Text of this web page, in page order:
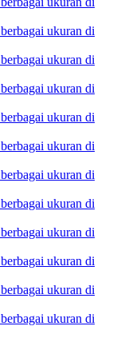
ukuran di
ukuran di
ukuran di
ukuran di
ukuran di
ukuran di
ukuran di
ukuran di
ukuran di
ukuran di
ukuran di